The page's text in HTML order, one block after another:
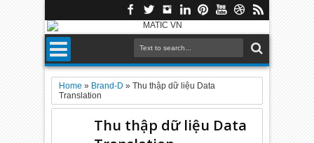
Home » Brand-D »Thu thập dữ liệu Data
Translation
Thu thập dữ liệu Data